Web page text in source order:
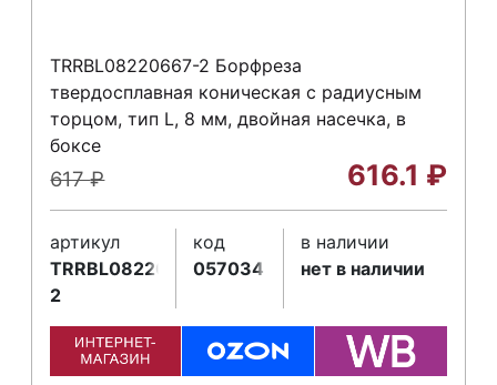
TRRBL08220667-2 Борфреза
твердосплавная коническая с радиусным
торцом, тип L, 8 мм, двойная насечка, в
боксе
617₽ 616.1 ₽
артикул
TRRBL08220667-
2
код
057034
в наличии
нет в наличии